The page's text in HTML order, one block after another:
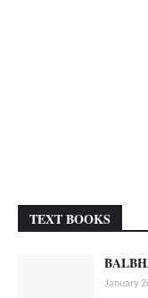
TEXT BOOKS
January